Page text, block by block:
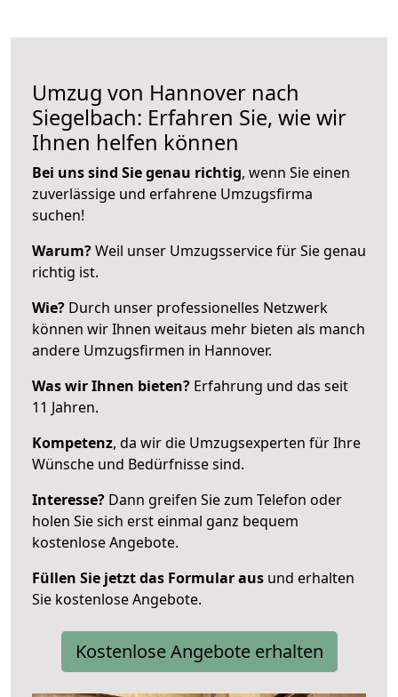
Umzug von Hannover nach
Siegelbach: Erfahren Sie, wie wir
Ihnen helfen können
Bei uns sind Sie genau richtig, wenn Sie einen
zuverlässige und erfahrene Umzugsfirma
suchen!
Warum?Weil unser Umzugsservice für Sie genau
richtig ist.
Wie? Durch unser professionelles Netzwerk
können wir Ihnen weitaus mehr bieten als manch
andere Umzugsfirmen in Hannover.
Was wir Ihnen bieten? Erfahrung und das seit
11 Jahren.
Kompetenz, da wir die Umzugsexperten für Ihre
Wünsche und Bedürfnisse sind.
Interesse? Dann greifen Sie zum Telefon oder
holen Sie sich erst einmal ganz bequem
kostenlose Angebote.
Füllen Sie jetzt das Formular aus und erhalten
Sie kostenlose Angebote.
Kostenlose Angebote erhalten